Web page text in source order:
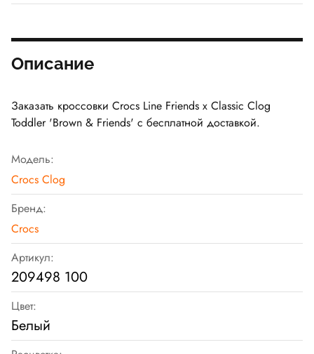
Описание
Заказать кроссовки Crocs Line Friends x Classic Clog
Toddler 'Brown & Friends' с бесплатной доставкой.
Модель:
Crocs Clog
Бренд:
Crocs
Артикул:
209498 100
Цвет:
Белый